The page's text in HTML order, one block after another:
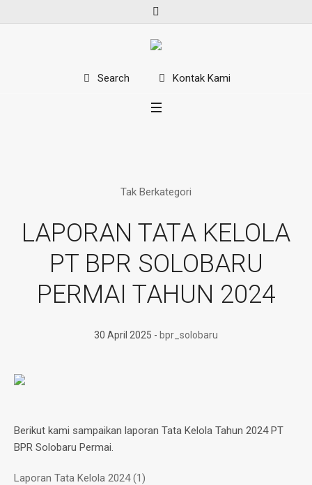
Search Kontak Kami
Tak Berkategori
LAPORAN TATA KELOLA
PT BPR SOLOBARU
PERMAI TAHUN 2024
30 April 2025 bpr_solobaru
Berikut kami sampaikan laporan Tata Kelola Tahun 2024 PT
BPR Solobaru Permai.
Laporan Tata Kelola 2024 (1)